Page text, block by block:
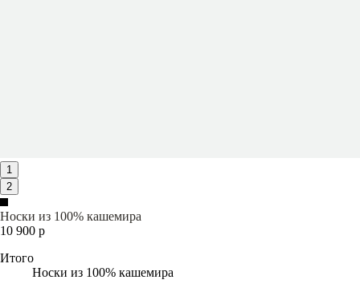
1
2
Носки из 100% кашемира
10 900 р
Итого
Носки из 100% кашемира